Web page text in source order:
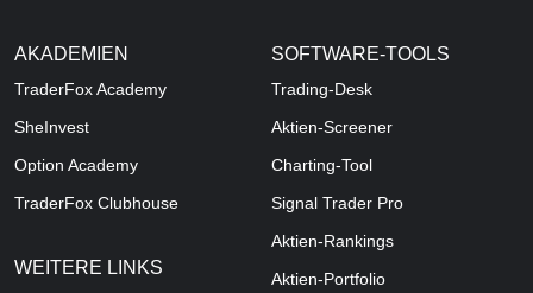
AKADEMIEN
TraderFox Academy
SheInvest
Option Academy
TraderFox Clubhouse
WEITERE LINKS
SOFTWARE-TOOLS
Trading-Desk
Aktien-Screener
Charting-Tool
Signal Trader Pro
Aktien-Rankings
Aktien-Portfolio